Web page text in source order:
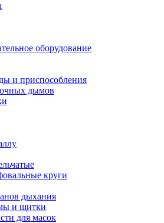
оборудование
и приспособления
дымов
круги
дыхания
и щитки
для масок